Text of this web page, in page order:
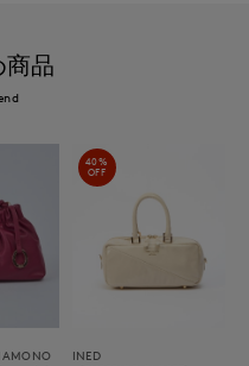
商品
40%
OFF
INED